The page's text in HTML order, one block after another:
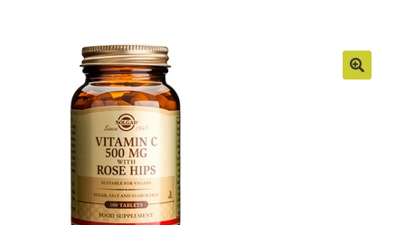
Expand
Info|News
Login – Mijn Account